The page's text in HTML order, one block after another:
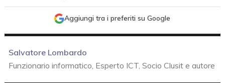
Aggiungi tra i preferiti su Google
Salvatore Lombardo
Funzionario informatico, Esperto ICT, Socio Clusit e autore